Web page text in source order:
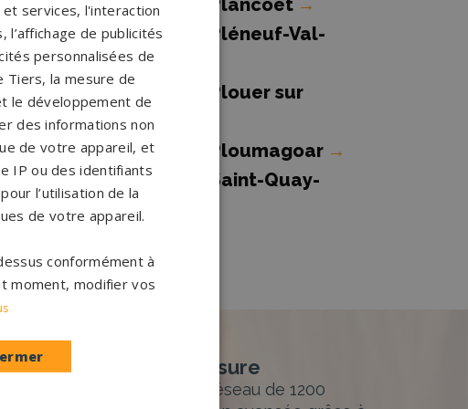
Pompes funèbres Plancoet →
Pompes funèbres Pléneuf-Val-
André→
Pompes funèbres Plouer sur
France→
Pompes funèbres Ploumagoar →
Pompes funèbres Saint-Quay-
Portrieux→
sur-mesure
sur mesure et un réseau de 1200
services, l'interaction
de publicités
personnalisées de
Tiers, la mesure de
le développement de
des informations non
de votre appareil, et
IP ou des identifiants
l’utilisation de la
de votre appareil.
conformément à
moment, modifier vos